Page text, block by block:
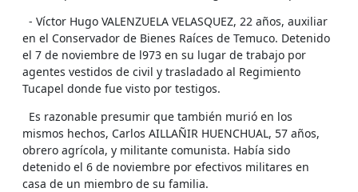
- Víctor Hugo VALENZUELA VELASQUEZ, 22 años, auxiliar
en el Conservador de Bienes Raíces de Temuco. Detenido
el 7 de noviembre de l973 en su lugar de trabajo por
agentes vestidos de civil y trasladado al Regimiento
Tucapel donde fue visto por testigos.
Es razonable presumir que también murió en los
mismos hechos, Carlos AILLAÑIR HUENCHUAL, 57 años,
obrero agrícola, y militante comunista. Había sido
detenido el 6 de noviembre por efectivos militares en
casa de un miembro de su familia.